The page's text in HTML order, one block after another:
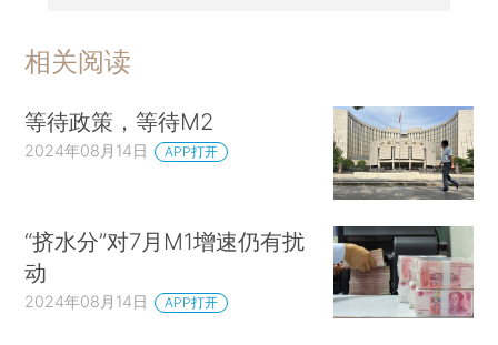
相关阅读
等待政策，等待M2
2024年08月14日 APP打开
“挤水分”对7月M1增速仍有扰
动
2024年08月14日 APP打开